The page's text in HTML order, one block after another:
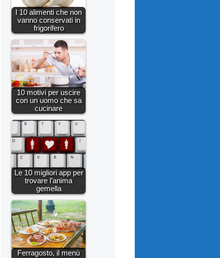
I 10 alimenti che non
vanno conservati in
frigorifero
10 motivi per uscire
con un uomo che sa
cucinare
Le 10 migliori app per
trovare l’anima
gemella
Ferragosto, il menù